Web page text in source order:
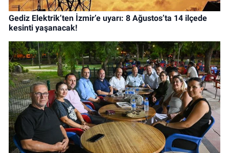
Gediz Elektrik’ten İzmir’e uyarı: 8 Ağustos’ta 14 ilçede
kesinti yaşanacak!